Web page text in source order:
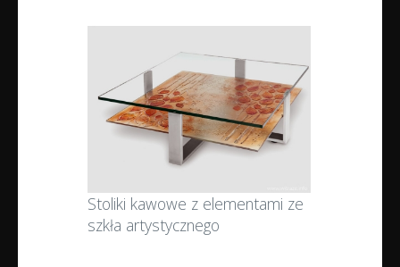
Stoliki kawowe z elementami ze
szkła artystycznego